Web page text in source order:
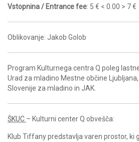
Vstopnina / Entrance fee: 5 € < 0.00 > 7 €
Oblikovanje: Jakob Golob
Program Kulturnega centra Q poleg
Urad za mladino Mestne občine
Slovenije za mladino in JAK.
ŠKUC – Kulturni center Q obvešča:
Klub Tiffany predstavlja varen prostor, ki